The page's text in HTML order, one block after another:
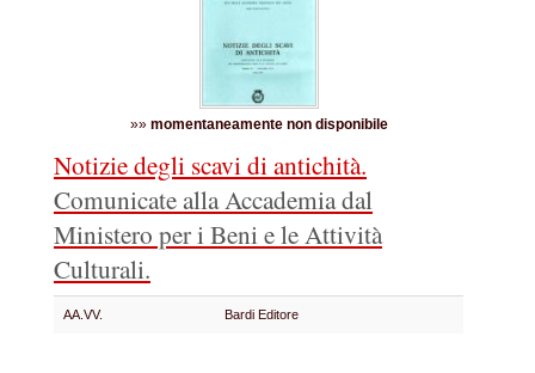
»» momentaneamente non disponibile
Notizie degli scavi di antichità.
Comunicate alla Accademia dal
Ministero per i Beni e le Attività
Culturali.
AA.VV. Bardi Editore